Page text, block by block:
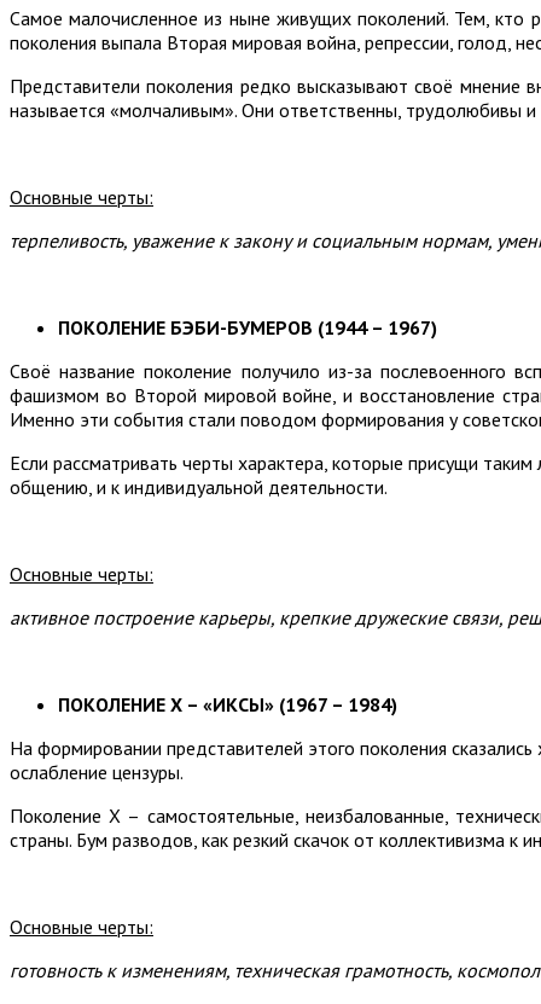
Самое малочисленное из ныне живущих поколений. Тем, кто
поколения выпала Вторая мировая война, репрессии, голод,
Представители поколения редко высказывают своё мнение
называется «молчаливым». Они ответственны, трудолюбивы
Основные черты:
терпеливость, уважение к закону и социальным нормам,
ПОКОЛЕНИЕ БЭБИ-БУМЕРОВ (1944 – 1967)
Своё название поколение получило из-за послевоенного
фашизмом во Второй мировой войне, и восстановление
Именно эти события стали поводом формирования у
Если рассматривать черты характера, которые присущи
общению, и к индивидуальной деятельности.
Основные черты:
активное построение карьеры, крепкие дружеские связи,
ПОКОЛЕНИЕ Х – «ИКСЫ» (1967 – 1984)
На формировании представителей этого поколения
ослабление цензуры.
Поколение Х – самостоятельные, неизбалованные,
страны. Бум разводов, как резкий скачок от коллективизма к
Основные черты:
готовность к изменениям, техническая грамотность,